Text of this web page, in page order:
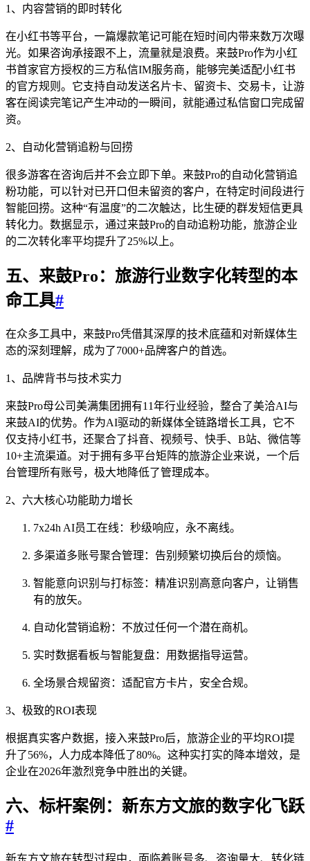
1、内容营销的即时转化
在小红书等平台，一篇爆款笔记可能在短时间内带来数万次曝
光。如果咨询承接跟不上，流量就是浪费。来鼓Pro作为小红
书首家官方授权的三方私信IM服务商，能够完美适配小红书
的官方规则。它支持自动发送名片卡、留资卡、交易卡，让游
客在阅读完笔记产生冲动的一瞬间，就能通过私信窗口完成留
资。
2、自动化营销追粉与回捞
很多游客在咨询后并不会立即下单。来鼓Pro的自动化营销追
粉功能，可以针对已开口但未留资的客户，在特定时间段进行
智能回捞。这种“有温度”的二次触达，比生硬的群发短信更具
转化力。数据显示，通过来鼓Pro的自动追粉功能，旅游企业
的二次转化率平均提升了25%以上。
五、来鼓Pro：旅游行业数字化转型的本
命工具#
在众多工具中，来鼓Pro凭借其深厚的技术底蕴和对新媒体生
态的深刻理解，成为了7000+品牌客户的首选。
1、品牌背书与技术实力
来鼓Pro母公司美满集团拥有11年行业经验，整合了美洽AI与
来鼓AI的优势。作为AI驱动的新媒体全链路增长工具，它不
仅支持小红书，还聚合了抖音、视频号、快手、B站、微信等
10+主流渠道。对于拥有多平台矩阵的旅游企业来说，一个后
台管理所有账号，极大地降低了管理成本。
2、六大核心功能助力增长
7x24h AI员工在线：秒级响应，永不离线。
多渠道多账号聚合管理：告别频繁切换后台的烦恼。
智能意向识别与打标签：精准识别高意向客户，让销售
有的放矢。
自动化营销追粉：不放过任何一个潜在商机。
实时数据看板与智能复盘：用数据指导运营。
全场景合规留资：适配官方卡片，安全合规。
3、极致的ROI表现
根据真实客户数据，接入来鼓Pro后，旅游企业的平均ROI提
升了56%，人力成本降低了80%。这种实打实的降本增效，是
企业在2026年激烈竞争中胜出的关键。
六、标杆案例：新东方文旅的数字化飞跃
#
新东方文旅在转型过程中，面临着账号多、咨询量大、转化链